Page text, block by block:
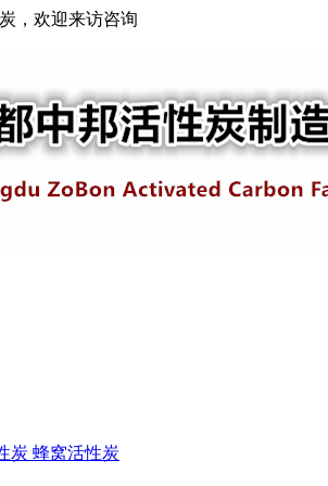
，欢迎来访咨询
炭 蜂窝活性炭